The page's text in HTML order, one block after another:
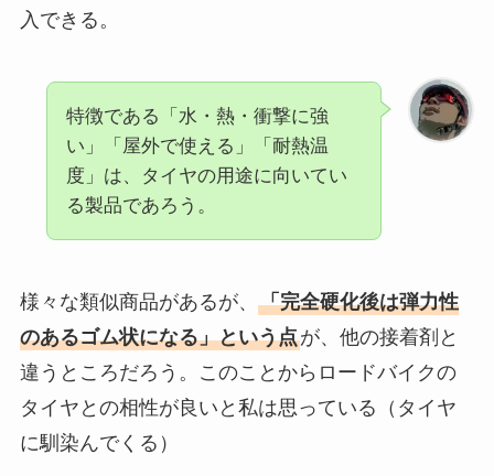
入できる。
特徴である「水・熱・衝撃に強
い」「屋外で使える」「耐熱温
度」は、タイヤの用途に向いてい
る製品であろう。
様々な類似商品があるが、 「完全硬化後は弾力性
のあるゴム状になる」という点が、他の接着剤と
違うところだろう。このことからロードバイクの
タイヤとの相性が良いと私は思っている（タイヤ
に馴染んでくる）